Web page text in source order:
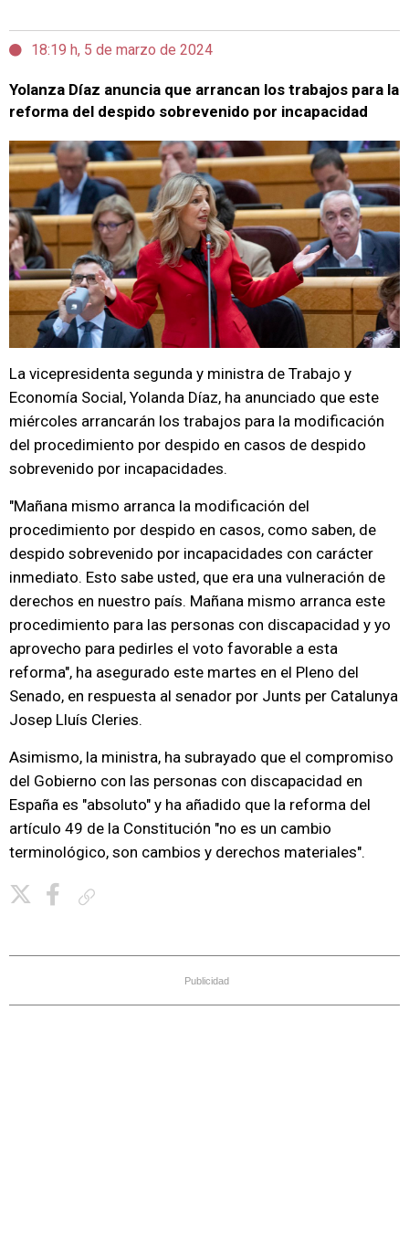
18:19 h, 5 de marzo de 2024
Yolanza Díaz anuncia que arrancan los trabajos para la
reforma del despido sobrevenido por incapacidad
La vicepresidenta segunda y ministra de Trabajo y
Economía Social, Yolanda Díaz, ha anunciado que este
miércoles arrancarán los trabajos para la modificación
del procedimiento por despido en casos de despido
sobrevenido por incapacidades.
"Mañana mismo arranca la modificación del
procedimiento por despido en casos, como saben, de
despido sobrevenido por incapacidades con carácter
inmediato. Esto sabe usted, que era una vulneración de
derechos en nuestro país. Mañana mismo arranca este
procedimiento para las personas con discapacidad y yo
aprovecho para pedirles el voto favorable a esta
reforma", ha asegurado este martes en el Pleno del
Senado, en respuesta al senador por Junts per Catalunya
Josep Lluís Cleries.
Asimismo, la ministra, ha subrayado que el compromiso
del Gobierno con las personas con discapacidad en
España es "absoluto" y ha añadido que la reforma del
artículo 49 de la Constitución "no es un cambio
terminológico, son cambios y derechos materiales".
Publicidad